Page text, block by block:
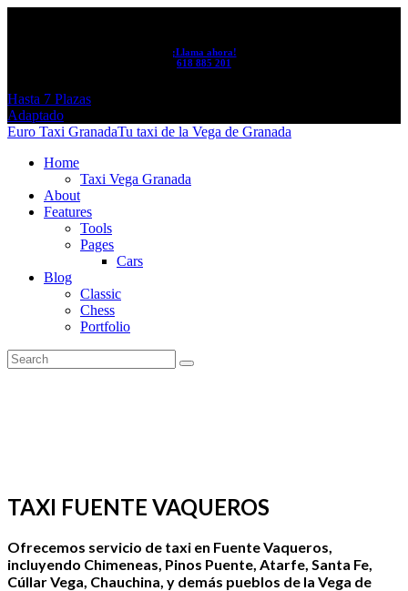
¡Llama ahora!
618 885 201
Hasta 7 Plazas
Adaptado
Euro Taxi GranadaTu taxi de la Vega de Granada
Home
Taxi Vega Granada
About
Features
Tools
Pages
Cars
Blog
Classic
Chess
Portfolio
TAXI FUENTE VAQUEROS
Ofrecemos servicio de taxi en Fuente Vaqueros,
incluyendo Chimeneas, Pinos Puente, Atarfe, Santa Fe,
Cúllar Vega, Chauchina, y demás pueblos de la Vega de